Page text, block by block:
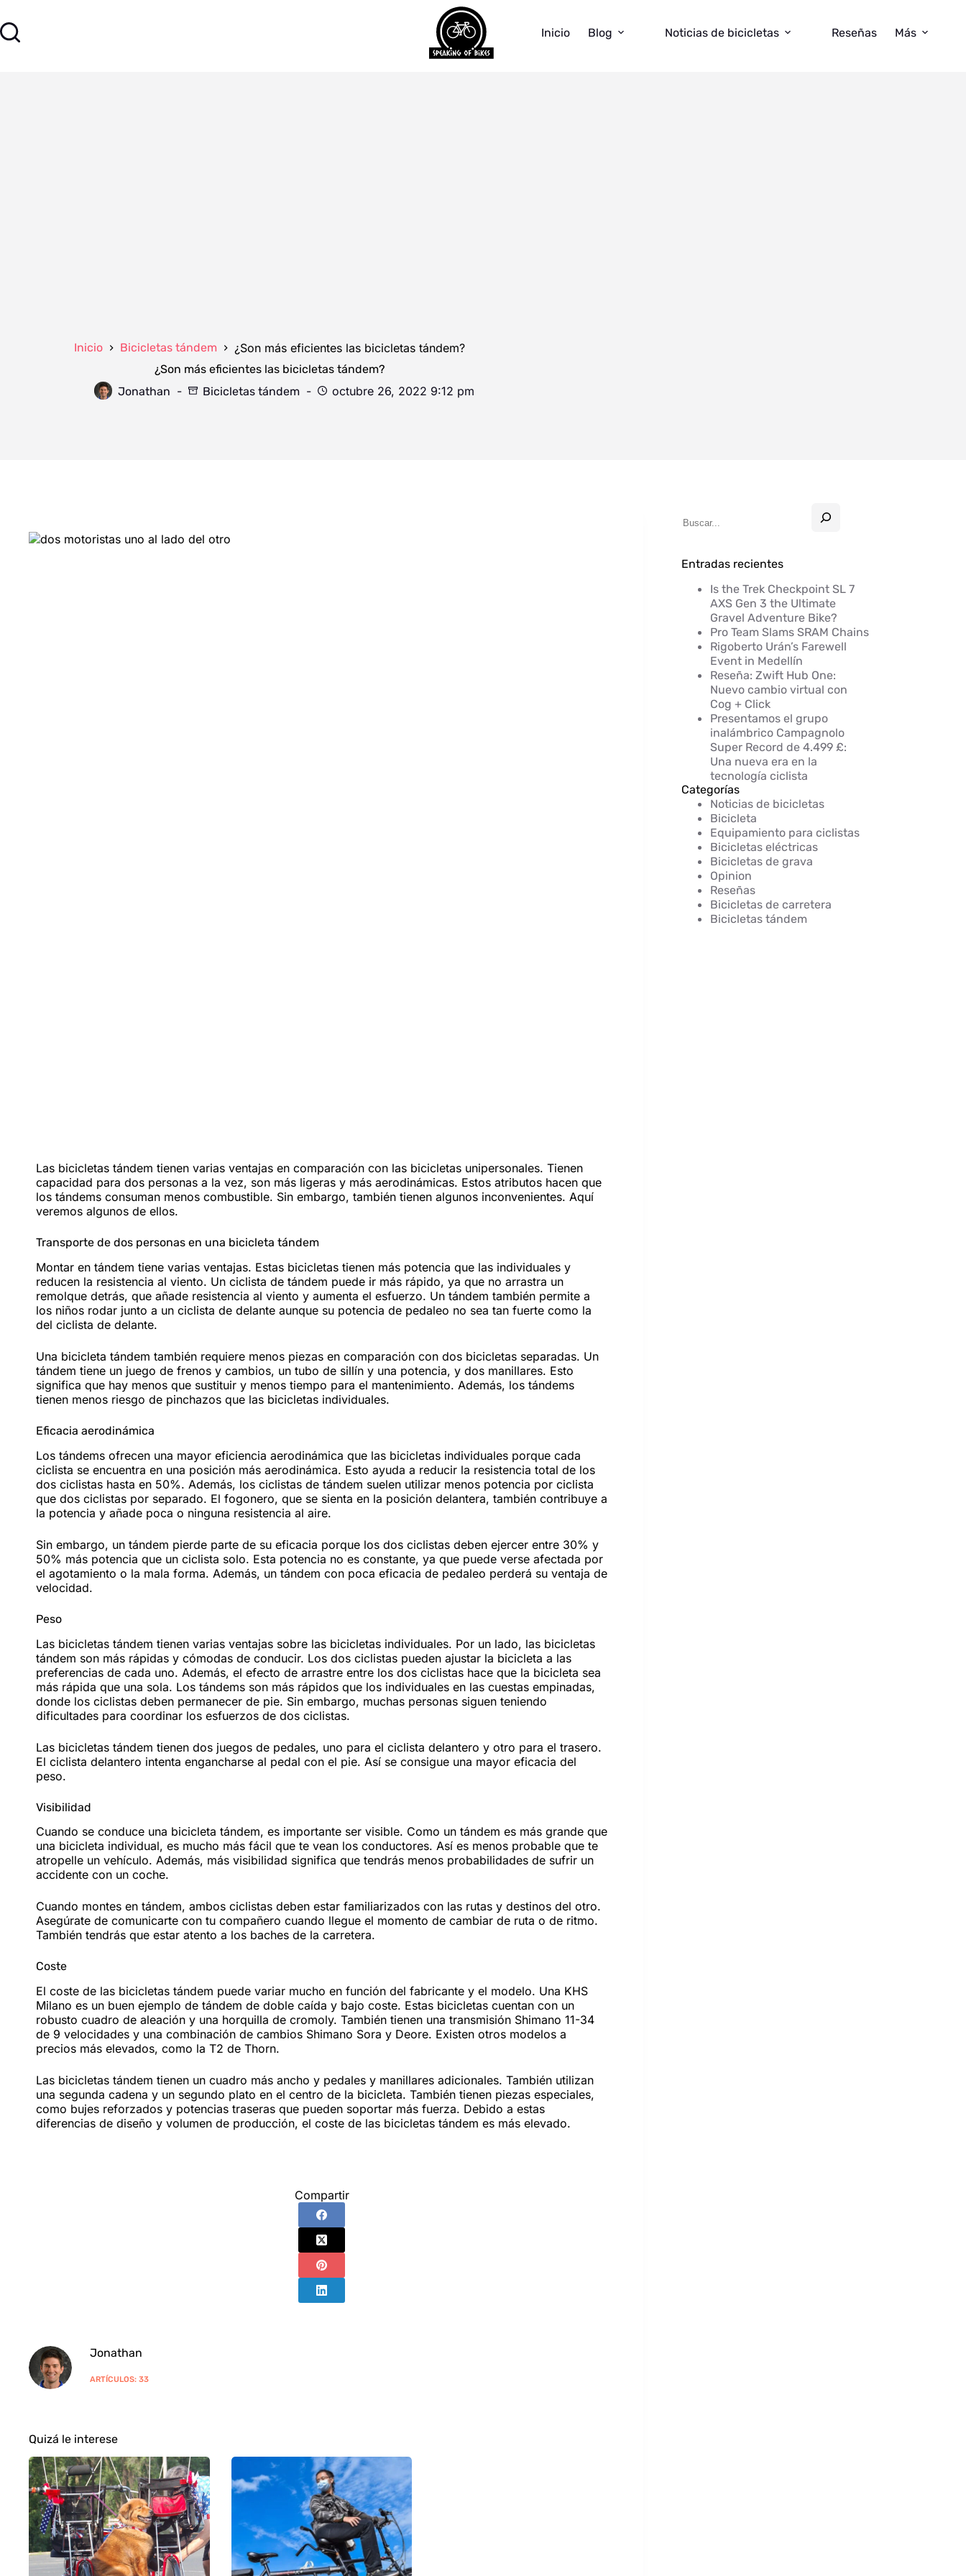
Inicio Blog Noticias de bicicletas Reseñas Más
Inicio Bicicletas tándem ¿Son más eficientes las bicicletas tándem?
¿Son más eficientes las bicicletas tándem?
Jonathan
Bicicletas tándem octubre 26, 2022 9:12 pm
Las bicicletas tándem tienen varias ventajas en comparación con las bicicletas unipersonales. Tienen
capacidad para dos personas a la vez, son más ligeras y más aerodinámicas. Estos atributos hacen que
los tándems consuman menos combustible. Sin embargo, también tienen algunos inconvenientes. Aquí
veremos algunos de ellos.
Transporte de dos personas en una bicicleta tándem
Montar en tándem tiene varias ventajas. Estas bicicletas tienen más potencia que las individuales y
reducen la resistencia al viento. Un ciclista de tándem puede ir más rápido, ya que no arrastra un
remolque detrás, que añade resistencia al viento y aumenta el esfuerzo. Un tándem también permite a
los niños rodar junto a un ciclista de delante aunque su potencia de pedaleo no sea tan fuerte como la
del ciclista de delante.
Una bicicleta tándem también requiere menos piezas en comparación con dos bicicletas separadas. Un
tándem tiene un juego de frenos y cambios, un tubo de sillín y una potencia, y dos manillares. Esto
significa que hay menos que sustituir y menos tiempo para el mantenimiento. Además, los tándems
tienen menos riesgo de pinchazos que las bicicletas individuales.
Eficacia aerodinámica
Los tándems ofrecen una mayor eficiencia aerodinámica que las bicicletas individuales porque cada
ciclista se encuentra en una posición más aerodinámica. Esto ayuda a reducir la resistencia total de los
dos ciclistas hasta en 50%. Además, los ciclistas de tándem suelen utilizar menos potencia por ciclista
que dos ciclistas por separado. El fogonero, que se sienta en la posición delantera, también contribuye a
la potencia y añade poca o ninguna resistencia al aire.
Sin embargo, un tándem pierde parte de su eficacia porque los dos ciclistas deben ejercer entre 30% y
50% más potencia que un ciclista solo. Esta potencia no es constante, ya que puede verse afectada por
el agotamiento o la mala forma. Además, un tándem con poca eficacia de pedaleo perderá su ventaja de
velocidad.
Peso
Las bicicletas tándem tienen varias ventajas sobre las bicicletas individuales. Por un lado, las bicicletas
tándem son más rápidas y cómodas de conducir. Los dos ciclistas pueden ajustar la bicicleta a las
preferencias de cada uno. Además, el efecto de arrastre entre los dos ciclistas hace que la bicicleta sea
más rápida que una sola. Los tándems son más rápidos que los individuales en las cuestas empinadas,
donde los ciclistas deben permanecer de pie. Sin embargo, muchas personas siguen teniendo
dificultades para coordinar los esfuerzos de dos ciclistas.
Las bicicletas tándem tienen dos juegos de pedales, uno para el ciclista delantero y otro para el trasero.
El ciclista delantero intenta engancharse al pedal con el pie. Así se consigue una mayor eficacia del
peso.
Visibilidad
Cuando se conduce una bicicleta tándem, es importante ser visible. Como un tándem es más grande que
una bicicleta individual, es mucho más fácil que te vean los conductores. Así es menos probable que te
atropelle un vehículo. Además, más visibilidad significa que tendrás menos probabilidades de sufrir un
accidente con un coche.
Cuando montes en tándem, ambos ciclistas deben estar familiarizados con las rutas y destinos del otro.
Asegúrate de comunicarte con tu compañero cuando llegue el momento de cambiar de ruta o de ritmo.
También tendrás que estar atento a los baches de la carretera.
Coste
El coste de las bicicletas tándem puede variar mucho en función del fabricante y el modelo. Una KHS
Milano es un buen ejemplo de tándem de doble caída y bajo coste. Estas bicicletas cuentan con un
robusto cuadro de aleación y una horquilla de cromoly. También tienen una transmisión Shimano 11-34
de 9 velocidades y una combinación de cambios Shimano Sora y Deore. Existen otros modelos a
precios más elevados, como la T2 de Thorn.
Las bicicletas tándem tienen un cuadro más ancho y pedales y manillares adicionales. También utilizan
una segunda cadena y un segundo plato en el centro de la bicicleta. También tienen piezas especiales,
como bujes reforzados y potencias traseras que pueden soportar más fuerza. Debido a estas
diferencias de diseño y volumen de producción, el coste de las bicicletas tándem es más elevado.
Compartir
Jonathan
ARTÍCULOS: 33
Quizá le interese
Entradas recientes
Is the Trek Checkpoint SL 7
AXS Gen 3 the Ultimate
Gravel Adventure Bike?
Pro Team Slams SRAM Chains
Rigoberto Urán’s Farewell
Event in Medellín
Reseña: Zwift Hub One:
Nuevo cambio virtual con
Cog + Click
Presentamos el grupo
inalámbrico Campagnolo
Super Record de 4.499 £:
Una nueva era en la
tecnología ciclista
Categorías
Noticias de bicicletas
Bicicleta
Equipamiento para ciclistas
Bicicletas eléctricas
Bicicletas de grava
Opinion
Reseñas
Bicicletas de carretera
Bicicletas tándem